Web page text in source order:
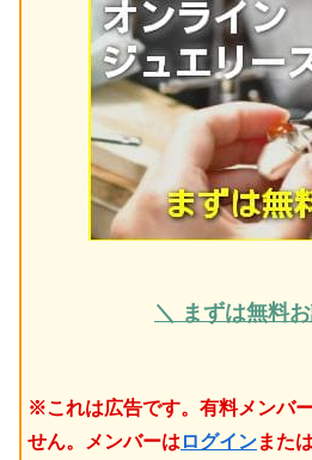
＼ まずは無料
※これは広告です。有料メンバ
せん。メンバーは ログインまたは